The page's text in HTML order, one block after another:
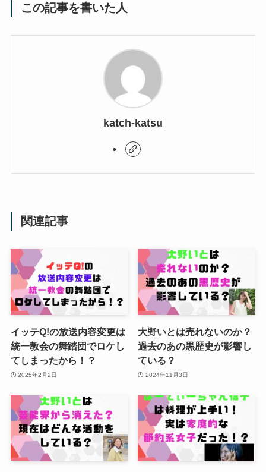
この記事を書いた人
katch-katsu
関連記事
イッテQ!の放送内容変更は
統一教会の舞踏団でロケし
てしまったから！？
2025年2月2日
大野いとは売れないのか？
過去のあの黒歴史が影響し
ている？
2024年11月3日